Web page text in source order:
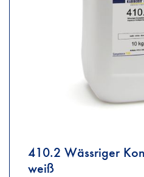
410.2 Wässriger
weiß